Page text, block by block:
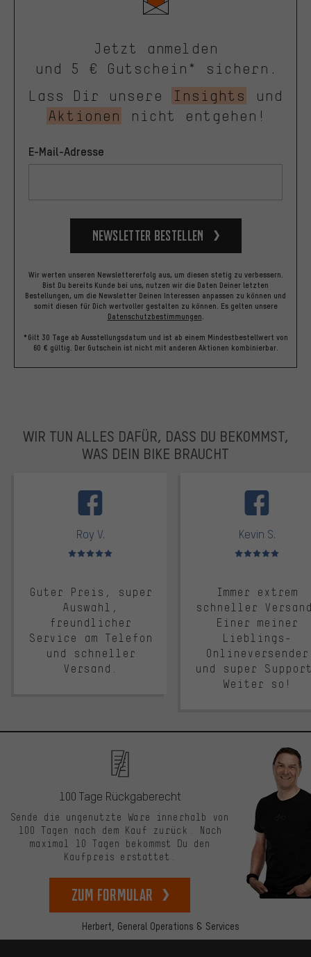
Jetzt anmelden
und 5 € Gutschein* sichern.
Lass Dir unsere
Insights
und
Aktionen
nicht entgehen!
E-Mail-Adresse
Newsletter bestellen
Wir werten unseren Newslettererfolg aus, um diesen stetig zu verbessern.
Bist Du bereits Kunde bei uns, nutzen wir die Daten Deiner letzten
Bestellungen, um die Newsletter Deinen Interessen anpassen zu können und
somit diesen für Dich wertvoller gestalten zu können. Es gelten unsere
Datenschutzbestimmungen.
*Gilt 30 Tage ab Ausstellungsdatum und ist ab einem Mindestbestellwert von
60 € gültig. Der Gutschein ist nicht mit anderen Aktionen kombinierbar.
WIR TUN ALLES DAFÜR, DASS DU BEKOMMST,
WAS DEIN BIKE BRAUCHT
Roy V.
Bewertungen: 5 von 5
Guter Preis, super
Auswahl,
freundlicher
Service am Telefon
und schneller
Versand.
Kevin S.
Bewertungen: 5 von 5
Immer extrem
schneller
Einer meiner
Lieblings-
Onlineversender
und super
Weiter so!
Herbert, General Operations & Services
100 Tage Rückgaberecht
Sende die ungenutzte Ware innerhalb von
100 Tagen nach dem Kauf zurück. Nach
maximal 10 Tagen bekommst Du den
Kaufpreis erstattet.
zum Formular